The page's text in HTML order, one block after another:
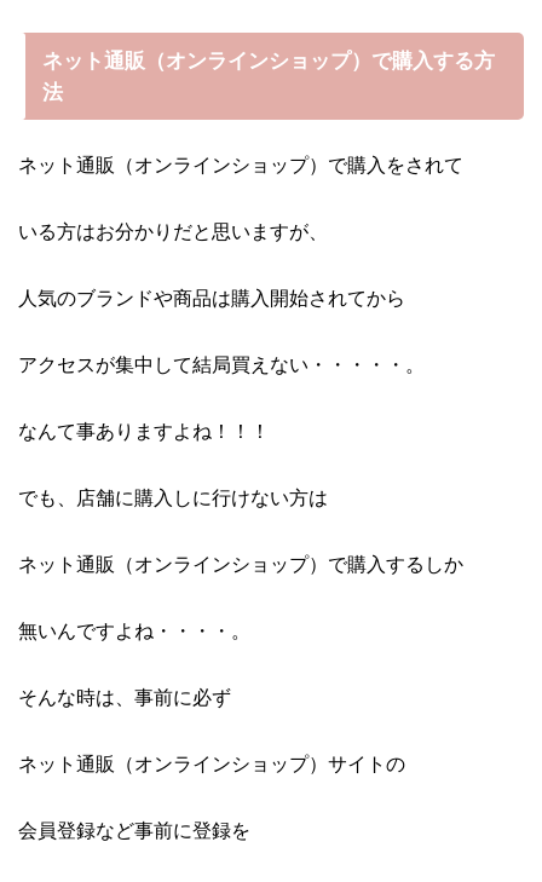
ネット通販（オンラインショップ）で購入する方
法
ネット通販（オンラインショップ）で購入をされて
いる方はお分かりだと思いますが、
人気のブランドや商品は購入開始されてから
アクセスが集中して結局買えない・・・・・。
なんて事ありますよね！！！
でも、店舗に購入しに行けない方は
ネット通販（オンラインショップ）で購入するしか
無いんですよね・・・・。
そんな時は、事前に必ず
ネット通販（オンラインショップ）サイトの
会員登録など事前に登録を